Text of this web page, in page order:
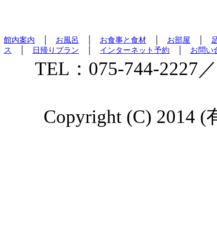
館内案内 お風呂 お食事と食材 お部屋
ス
日帰りプラン インターネット予約 お問い
TEL：075-744-2227
Copyright (C) 2014 (